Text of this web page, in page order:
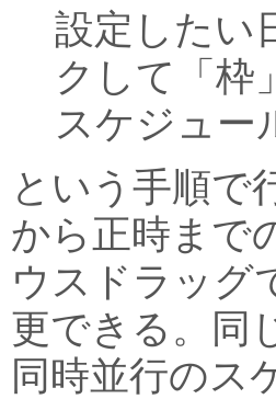
設定したい
クして「枠
スケジュー
という手順で
から正時まで
ウスドラッグ
更できる。同
同時並行のス